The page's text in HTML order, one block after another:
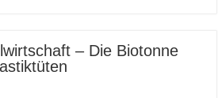
– Die Biotonne